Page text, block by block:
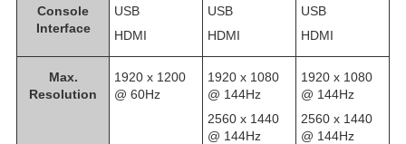
Console
Interface
USB
HDMI
USB
HDMI
USB
HDMI
Max.
Resolution
1920 x 1200
@ 60Hz
1920 x 1080
@ 144Hz
2560 x 1440
@ 144Hz
1920 x 1080
@ 144Hz
2560 x 1440
@ 144Hz